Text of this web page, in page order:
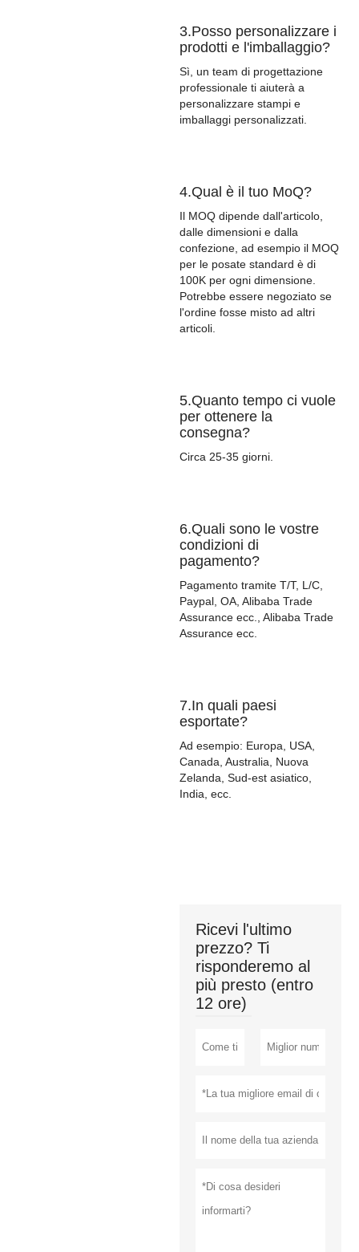
3.Posso personalizzare i
prodotti e l'imballaggio?
Sì, un team di progettazione
professionale ti aiuterà a
personalizzare stampi e
imballaggi personalizzati.
4.Qual è il tuo MoQ?
Il MOQ dipende dall'articolo,
dalle dimensioni e dalla
confezione, ad esempio il MOQ
per le posate standard è di
100K per ogni dimensione.
Potrebbe essere negoziato se
l'ordine fosse misto ad altri
articoli.
5.Quanto tempo ci vuole
per ottenere la
consegna?
Circa 25-35 giorni.
6.Quali sono le vostre
condizioni di
pagamento?
Pagamento tramite T/T, L/C,
Paypal, OA, Alibaba Trade
Assurance ecc., Alibaba Trade
Assurance ecc.
7.In quali paesi
esportate?
Ad esempio: Europa, USA,
Canada, Australia, Nuova
Zelanda, Sud-est asiatico,
India, ecc.
Ricevi l'ultimo
prezzo? Ti
risponderemo al
più presto (entro
12 ore)